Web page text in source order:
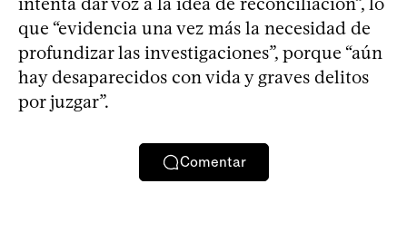
que “evidencia una vez más la necesidad de
profundizar las investigaciones”, porque “aún
hay desaparecidos con vida y graves delitos
por juzgar”.
Comentar